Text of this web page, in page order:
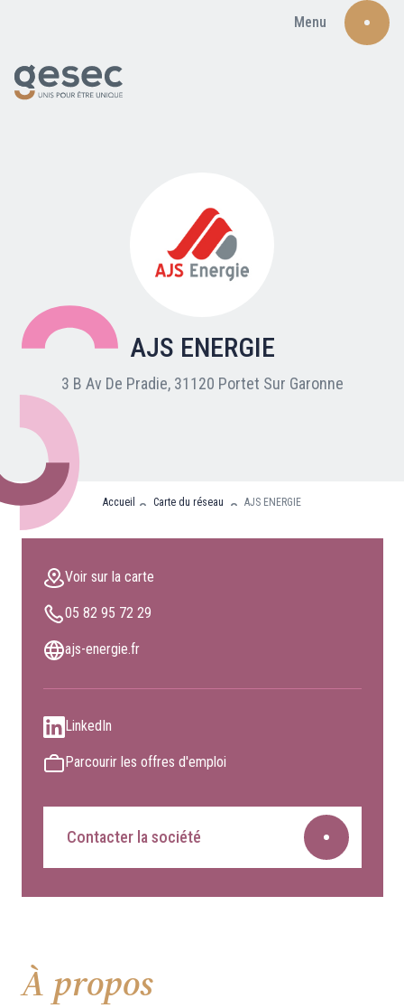
Menu
Nos adhérents
Carte du réseau
Nos partenaires
Clients professionnels
AJS ENERGIE
3 B Av De Pradie, 31120 Portet Sur Garonne
Accueil Carte du réseau AJS ENERGIE
Voir sur la carte
05 82 95 72 29
ajs-energie.fr
LinkedIn
Parcourir les offres d'emploi
Contacter la société
À propos